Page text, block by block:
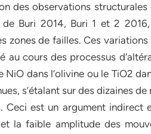
des observations
de Buri 2014, Buri 1 et 2
zones de failles. Ces
au cours des processus
dans l’olivine ou le TiO2
s’étalant sur des dizaines
Ceci est un argument
la faible amplitude des